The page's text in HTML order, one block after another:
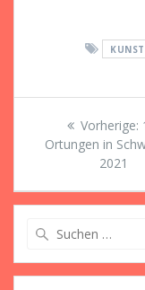
KUNST
Vorherige:
Ortungen in
2021